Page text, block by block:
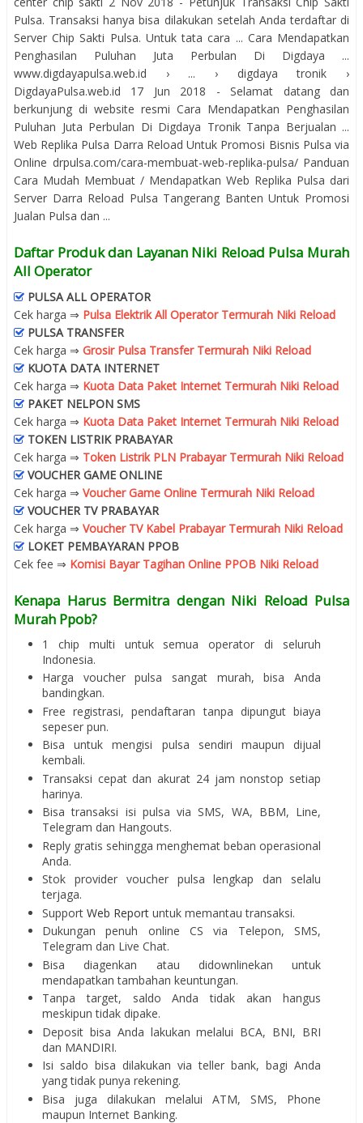
Pulsa. Transaksi hanya bisa dilakukan setelah Anda terdaftar di
Server Chip Sakti Pulsa. Untuk tata cara ... Cara Mendapatkan
Penghasilan Puluhan Juta Perbulan Di Digdaya ...
www.digdayapulsa.web.id › ... › digdaya tronik ›
DigdayaPulsa.web.id 17 Jun 2018 - Selamat datang dan
berkunjung di website resmi Cara Mendapatkan Penghasilan
Puluhan Juta Perbulan Di Digdaya Tronik Tanpa Berjualan ...
Web Replika Pulsa Darra Reload Untuk Promosi Bisnis Pulsa via
Online drpulsa.com/cara-membuat-web-replika-pulsa/ Panduan
Cara Mudah Membuat / Mendapatkan Web Replika Pulsa dari
Server Darra Reload Pulsa Tangerang Banten Untuk Promosi
Jualan Pulsa dan ...
Daftar Produk dan Layanan Niki Reload Pulsa Murah
All Operator
PULSA ALL OPERATOR
Cek harga ⇒ Pulsa Elektrik All Operator Termurah Niki Reload
PULSA TRANSFER
Cek harga ⇒ Grosir Pulsa Transfer Termurah Niki Reload
KUOTA DATA INTERNET
Cek harga ⇒ Kuota Data Paket Internet Termurah Niki Reload
PAKET NELPON SMS
Cek harga ⇒ Kuota Data Paket Internet Termurah Niki Reload
TOKEN LISTRIK PRABAYAR
Cek harga ⇒ Token Listrik PLN Prabayar Termurah Niki Reload
VOUCHER GAME ONLINE
Cek harga ⇒ Voucher Game Online Termurah Niki Reload
VOUCHER TV PRABAYAR
Cek harga ⇒ Voucher TV Kabel Prabayar Termurah Niki Reload
LOKET PEMBAYARAN PPOB
Cek fee ⇒ Komisi Bayar Tagihan Online PPOB Niki Reload
Kenapa Harus Bermitra dengan Niki Reload Pulsa
Murah Ppob?
1 chip multi untuk semua operator di seluruh
Indonesia.
Harga voucher pulsa sangat murah, bisa Anda
bandingkan.
Free registrasi, pendaftaran tanpa dipungut biaya
sepeser pun.
Bisa untuk mengisi pulsa sendiri maupun dijual
kembali.
Transaksi cepat dan akurat 24 jam nonstop setiap
harinya.
Bisa transaksi isi pulsa via SMS, WA, BBM, Line,
Telegram dan Hangouts.
Reply gratis sehingga menghemat beban operasional
Anda.
Stok provider voucher pulsa lengkap dan selalu
terjaga.
Support Web Report untuk memantau transaksi.
Dukungan penuh online CS via Telepon, SMS,
Telegram dan Live Chat.
Bisa diagenkan atau didownlinekan untuk
mendapatkan tambahan keuntungan.
Tanpa target, saldo Anda tidak akan hangus
meskipun tidak dipake.
Deposit bisa Anda lakukan melalui BCA, BNI, BRI
dan MANDIRI.
Isi saldo bisa dilakukan via teller bank, bagi Anda
yang tidak punya rekening.
Bisa juga dilakukan melalui ATM, SMS, Phone
maupun Internet Banking.